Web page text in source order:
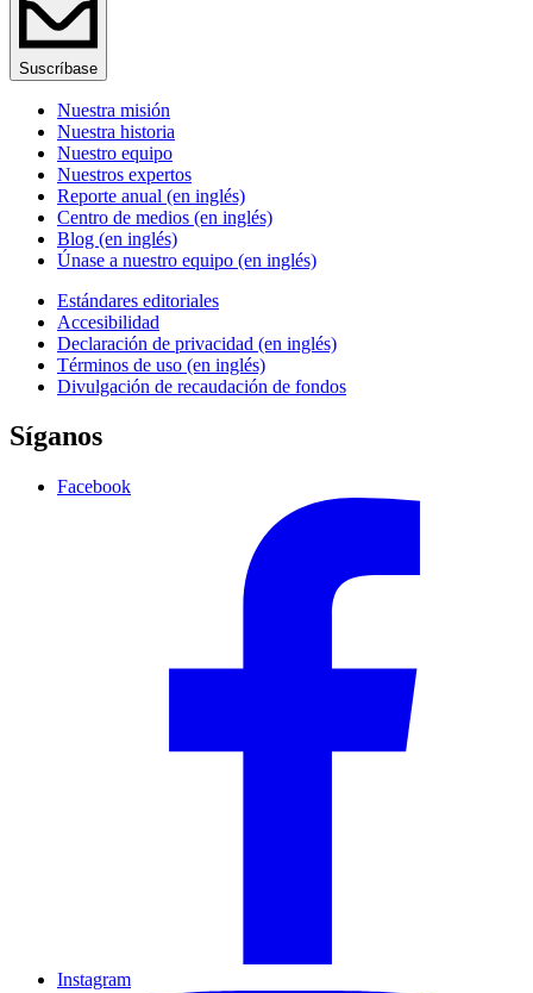
Suscríbase
Nuestra misión
Nuestra historia
Nuestro equipo
Nuestros expertos
Reporte anual (en inglés)
Centro de medios (en inglés)
Blog (en inglés)
Únase a nuestro equipo (en inglés)
Estándares editoriales
Accesibilidad
Declaración de privacidad (en inglés)
Términos de uso (en inglés)
Divulgación de recaudación de fondos
Síganos
Facebook
Instagram